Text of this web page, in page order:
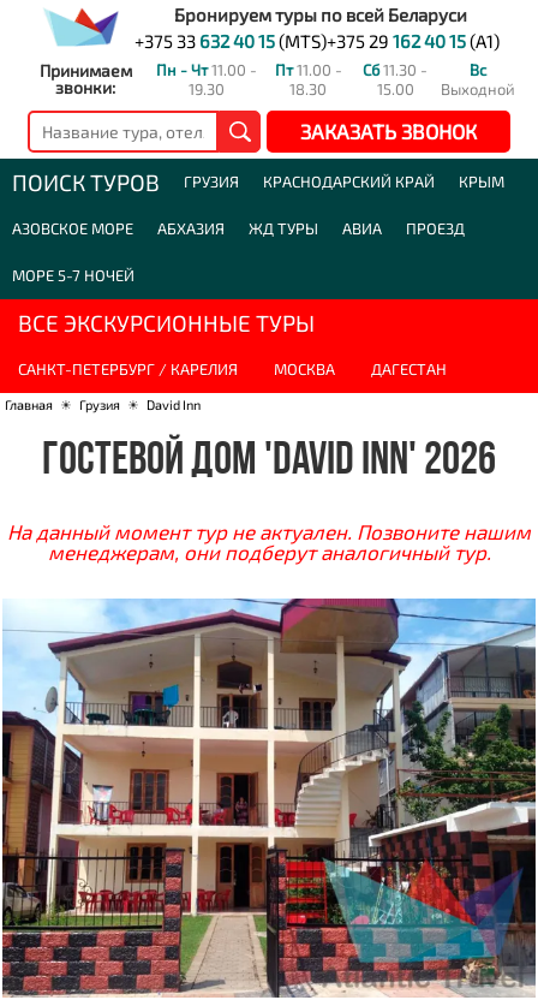
Бронируем туры по всей Беларуси
+375 33 632 40 15(MTS)+375 29 162 40 15(A1)
Принимаем
звонки:
Пн - Чт11.00 -
19.30
Пт11.00 -
18.30
Сб11.30 -
15.00
Вс
Выходной
ЗАКАЗАТЬ ЗВОНОК
ПОИСК ТУРОВ ГРУЗИЯ КРАСНОДАРСКИЙ КРАЙ КРЫМ
АЗОВСКОЕ МОРЕ АБХАЗИЯ ЖД ТУРЫ АВИА ПРОЕЗД
МОРЕ 5-7 НОЧЕЙ
ВСЕ ЭКСКУРСИОННЫЕ ТУРЫ
САНКТ-ПЕТЕРБУРГ / КАРЕЛИЯ МОСКВА ДАГЕСТАН
Главная ☀ Грузия ☀ David Inn
ГОСТЕВОЙ ДОМ 'DAVID INN' 2026
На данный момент тур не актуален. Позвоните нашим
менеджерам, они подберут аналогичный тур.